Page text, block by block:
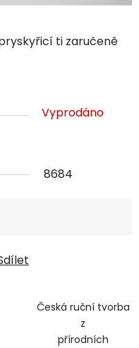
ti zaručeně
Vyprodáno
8684
Česká ruční tvorba
z
přírodních